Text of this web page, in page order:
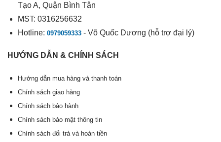
Tạo A, Quận Bình Tân
MST: 0316256632
Hotline: 0979059333- Võ Quốc Dương (hỗ trợ đại lý)
HƯỚNG DẪN & CHÍNH SÁCH
Hướng dẫn mua hàng và thanh toán
Chính sách giao hàng
Chính sách bảo hành
Chính sách bảo mật thông tin
Chính sách đổi trả và hoàn tiền